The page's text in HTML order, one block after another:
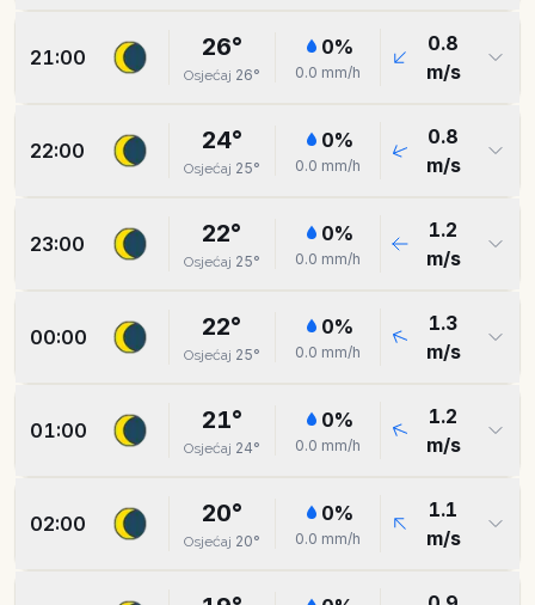
21:00 26°
Osjećaj 26°
0%
0.0 mm/h
0.8
m/s
22:00 24°
Osjećaj 25°
0%
0.0 mm/h
0.8
m/s
23:00 22°
Osjećaj 25°
0%
0.0 mm/h
1.2
m/s
00:00 22°
Osjećaj 25°
0%
0.0 mm/h
1.3
m/s
01:00 21°
Osjećaj 24°
0%
0.0 mm/h
1.2
m/s
02:00 20°
Osjećaj 20°
0%
0.0 mm/h
1.1
m/s